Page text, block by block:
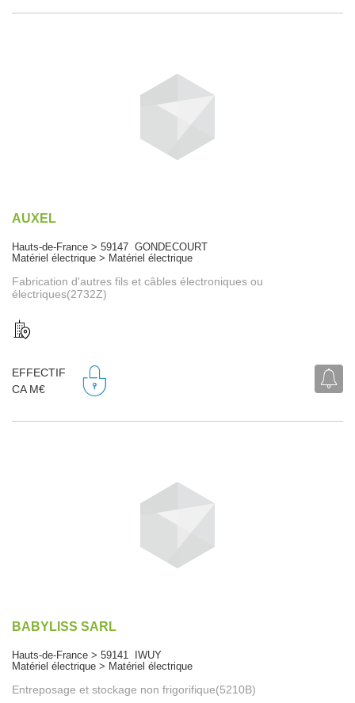
AUXEL
Hauts-de-France > 59147 GONDECOURT
Matériel électrique > Matériel électrique
Fabrication d'autres fils et câbles électroniques ou
électriques(2732Z)
EFFECTIF
CA M€
BABYLISS SARL
Hauts-de-France > 59141 IWUY
Matériel électrique > Matériel électrique
Entreposage et stockage non frigorifique(5210B)